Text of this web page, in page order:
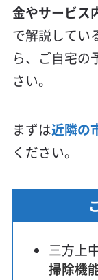
金やサービス
で解説してい
ら、ご自宅の
さい。
まずは近隣の
ください。
三方上
掃除機